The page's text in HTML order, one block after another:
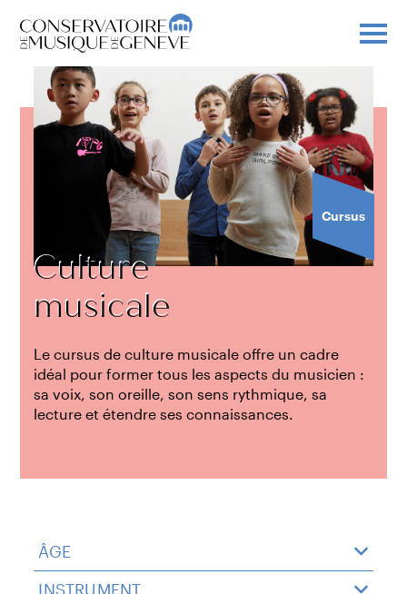
Cursus
Culture
musicale
Le cursus de culture musicale offre un cadre
idéal pour former tous les aspects du musicien :
sa voix, son oreille, son sens rythmique, sa
lecture et étendre ses connaissances.
ÂGE
INSTRUMENT